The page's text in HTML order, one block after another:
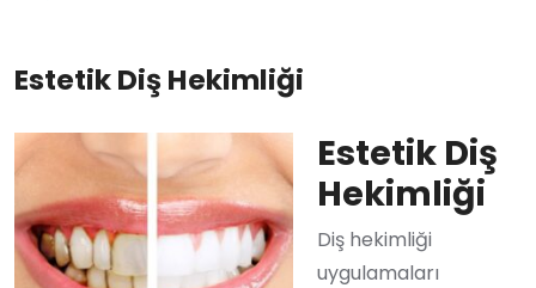
Estetik Diş Hekimliği
Estetik Diş
Hekimliği
Diş hekimliği
uygulamaları